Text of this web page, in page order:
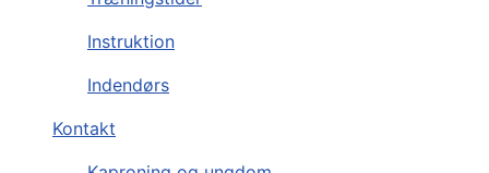
Instruktion
Indendørs
Kontakt